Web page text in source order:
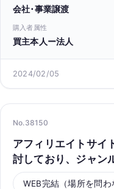
会社･事業譲渡
購入者属性
買主本人ー法人
2024/02/05
No.38150
アフィリエイトサイ
討しており、ジャン
りません。
WEB完結（場所を問わ